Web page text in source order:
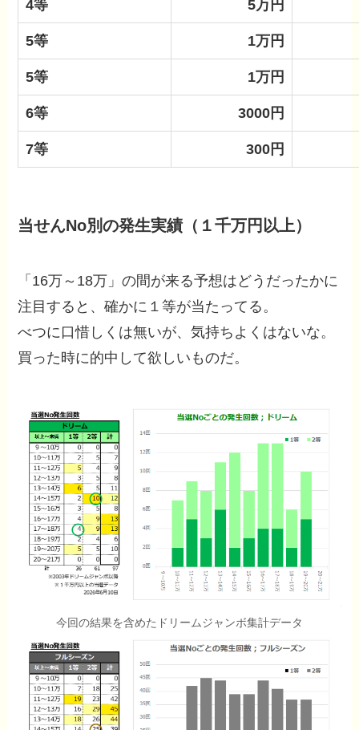
4等 5万円
5等 1万円
5等 1万円
6等 3000円
7等 300円
当せんNo別の発生実績（１千万円以上）
「16万～18万」の間が来る予想はどうだったかに
注目すると、確かに１等が当たってる。
べつに口惜しくは無いが、気持ちよくはないな。
買った時に的中して欲しいものだ。
今回の結果を含めたドリームジャンボ集計データ